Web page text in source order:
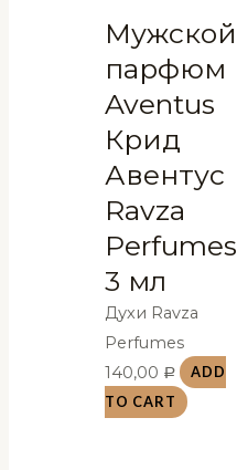
Мужской
парфюм
Aventus
Крид
Авентус
Ravza
Perfumes
3 мл
Духи Ravza
Perfumes
140,00 Р
ADD
TO CART